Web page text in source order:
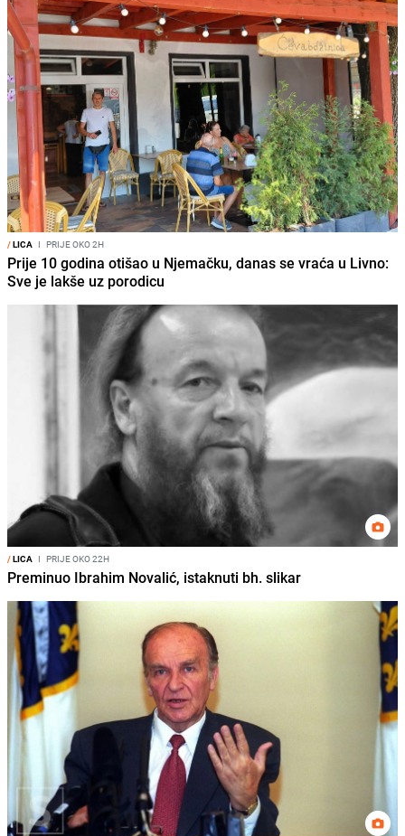
/LICA I PRIJE OKO 2H
Prije 10 godina otišao u Njemačku, danas se vraća u Livno:
Sve je lakše uz porodicu
/LICA I PRIJE OKO 22H
Preminuo Ibrahim Novalić, istaknuti bh. slikar